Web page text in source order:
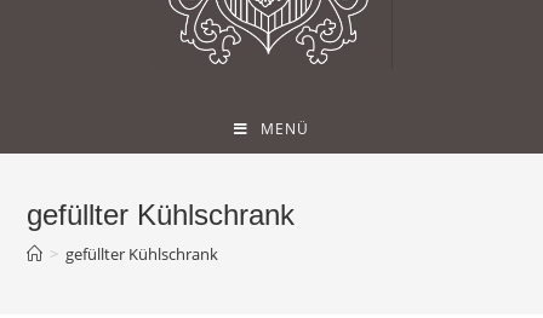
MENÜ
gefüllter Kühlschrank
> gefüllter Kühlschrank